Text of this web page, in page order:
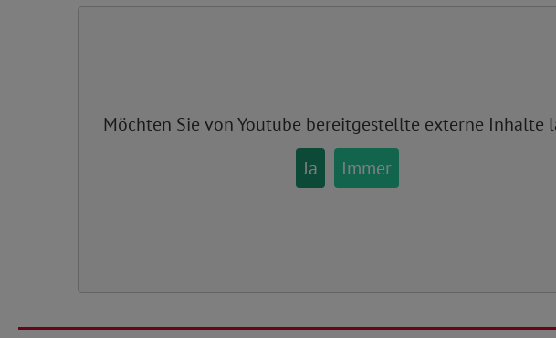
Möchten Sie vonYoutube bereitgestellte externe Inhalte
Ja
Immer